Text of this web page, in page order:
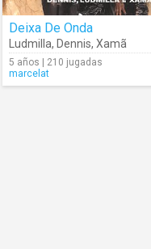
Deixa De Onda
Ludmilla, Dennis, Xamã
5 años | 210 jugadas
marcelat